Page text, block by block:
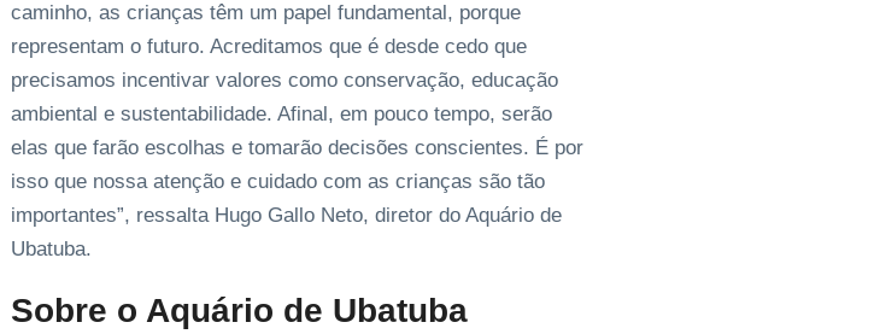
caminho, as crianças têm um papel fundamental, porque
representam o futuro. Acreditamos que é desde cedo que
precisamos incentivar valores como conservação, educação
ambiental e sustentabilidade. Afinal, em pouco tempo, serão
elas que farão escolhas e tomarão decisões conscientes. É por
isso que nossa atenção e cuidado com as crianças são tão
importantes”, ressalta Hugo Gallo Neto, diretor do Aquário de
Ubatuba.
Sobre o Aquário de Ubatuba